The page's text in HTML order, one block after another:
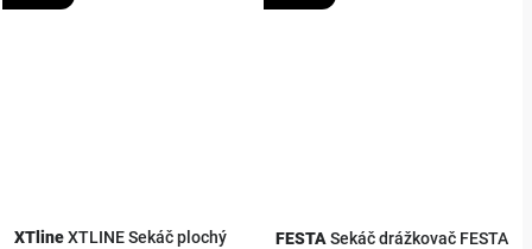
XTline XTLINE Sekáč plochý
FESTA Sekáč drážkovač FESTA